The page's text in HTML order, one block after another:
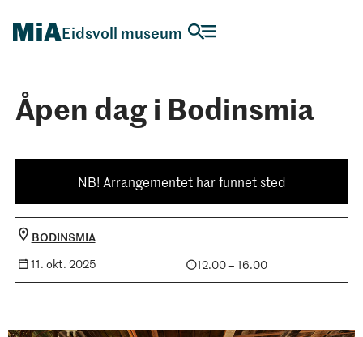
Eidsvoll museum
Åpen dag i Bodinsmia
NB! Arrangementet har funnet sted
BODINSMIA
11. okt. 2025 12.00 – 16.00